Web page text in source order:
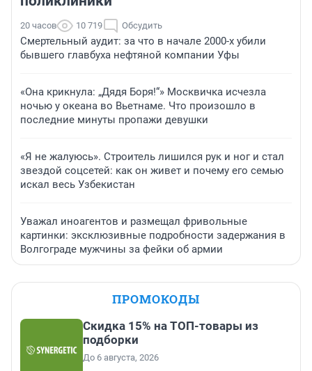
20 часов 10 719 Обсудить
Смертельный аудит: за что в начале 2000-х убили
бывшего главбуха нефтяной компании Уфы
«Она крикнула: „Дядя Боря!“» Москвичка исчезла
ночью у океана во Вьетнаме. Что произошло в
последние минуты пропажи девушки
«Я не жалуюсь». Строитель лишился рук и ног и стал
звездой соцсетей: как он живет и почему его семью
искал весь Узбекистан
Уважал иноагентов и размещал фривольные
картинки: эксклюзивные подробности задержания в
Волгограде мужчины за фейки об армии
ПРОМОКОДЫ
Скидка 15% на ТОП-товары из
подборки
До 6 августа, 2026